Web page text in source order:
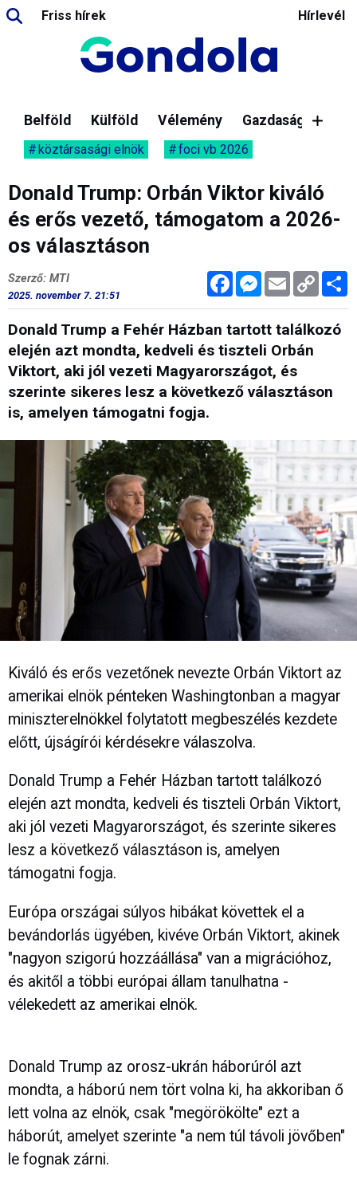
Friss hírek Hírlevél
Belföld Külföld Vélemény Gazdaság
köztársasági elnök foci vb 2026
Donald Trump: Orbán Viktor kiváló
és erős vezető, támogatom a 2026-
os választáson
FacebookMessenger
Email Copy
Link
Szerző: MTI
2025. november 7. 21:51
Donald Trump a Fehér Házban tartott találkozó
elején azt mondta, kedveli és tiszteli Orbán
Viktort, aki jól vezeti Magyarországot, és
szerinte sikeres lesz a következő választáson
is, amelyen támogatni fogja.
Kiváló és erős vezetőnek nevezte Orbán Viktort az
amerikai elnök pénteken Washingtonban a magyar
miniszterelnökkel folytatott megbeszélés kezdete
előtt, újságírói kérdésekre válaszolva.
Donald Trump a Fehér Házban tartott találkozó
elején azt mondta, kedveli és tiszteli Orbán Viktort,
aki jól vezeti Magyarországot, és szerinte sikeres
lesz a következő választáson is, amelyen
támogatni fogja.
Európa országai súlyos hibákat követtek el a
bevándorlás ügyében, kivéve Orbán Viktort, akinek
"nagyon szigorú hozzáállása" van a migrációhoz,
és akitől a többi európai állam tanulhatna -
vélekedett az amerikai elnök.
Donald Trump az orosz-ukrán háborúról azt
mondta, a háború nem tört volna ki, ha akkoriban ő
lett volna az elnök, csak "megörökölte" ezt a
háborút, amelyet szerinte "a nem túl távoli jövőben"
le fognak zárni.